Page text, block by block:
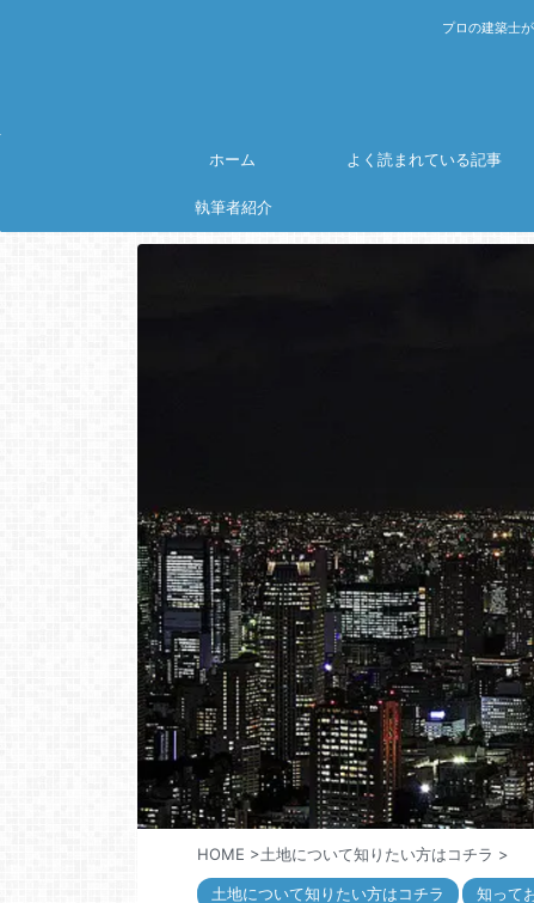
プロの建築士
ホーム よく読まれている記事
執筆者紹介
HOME >土地について知りたい方はコチラ >
土地について知りたい方はコチラ 知って